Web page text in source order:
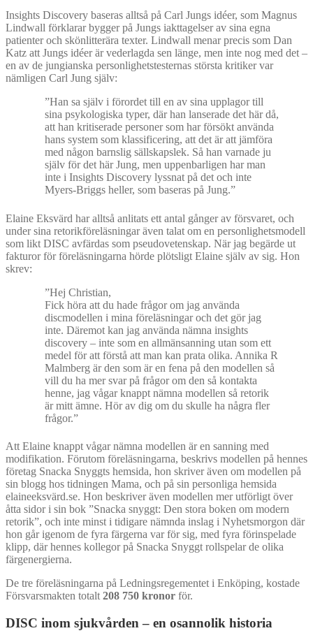
Insights Discovery baseras alltså på Carl Jungs idéer, som Magnus
Lindwall förklarar bygger på Jungs iakttagelser av sina egna
patienter och skönlitterära texter. Lindwall menar precis som Dan
Katz att Jungs idéer är vederlagda sen länge, men inte nog med det –
en av de jungianska personlighetstesternas största kritiker var
nämligen Carl Jung själv:
”Han sa själv i förordet till en av sina upplagor till
sina psykologiska typer, där han lanserade det här då,
att han kritiserade personer som har försökt använda
hans system som klassificering, att det är att jämföra
med någon barnslig sällskapslek. Så han varnade ju
själv för det här Jung, men uppenbarligen har man
inte i Insights Discovery lyssnat på det och inte
Myers-Briggs heller, som baseras på Jung.”
Elaine Eksvärd har alltså anlitats ett antal gånger av försvaret, och
under sina retorikföreläsningar även talat om en personlighetsmodell
som likt DISC avfärdas som pseudovetenskap. När jag begärde ut
fakturor för föreläsningarna hörde plötsligt Elaine själv av sig. Hon
skrev:
”Hej Christian,
Fick höra att du hade frågor om jag använda
discmodellen i mina föreläsningar och det gör jag
inte. Däremot kan jag använda nämna insights
discovery – inte som en allmänsanning utan som ett
medel för att förstå att man kan prata olika. Annika R
Malmberg är den som är en fena på den modellen så
vill du ha mer svar på frågor om den så kontakta
henne, jag vågar knappt nämna modellen så retorik
är mitt ämne. Hör av dig om du skulle ha några fler
frågor.”
Att Elaine knappt vågar nämna modellen är en sanning med
modifikation. Förutom föreläsningarna, beskrivs modellen på hennes
företag Snacka Snyggts hemsida, hon skriver även om modellen på
sin blogg hos tidningen Mama, och på sin personliga hemsida
elaineeksvärd.se. Hon beskriver även modellen mer utförligt över
åtta sidor i sin bok ”Snacka snyggt: Den stora boken om modern
retorik”, och inte minst i tidigare nämnda inslag i Nyhetsmorgon där
hon går igenom de fyra färgerna var för sig, med fyra förinspelade
klipp, där hennes kollegor på Snacka Snyggt rollspelar de olika
färgenergierna.
De tre föreläsningarna på Ledningsregementet i Enköping, kostade
Försvarsmakten totalt 208 750 kronor för.
DISC inom sjukvården – en osannolik historia